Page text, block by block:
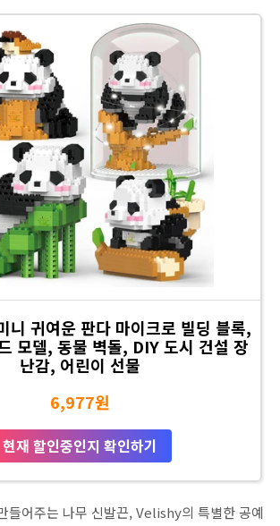
귀여운 판다 마이크로 빌딩 블록,
모델, 동물 벽돌, DIY 도시 건설 장
난감, 어린이 선물
6,977원
현재 할인중인지 확인하기
들어주는 나무 신발끈, Velishy의 특별한 공예